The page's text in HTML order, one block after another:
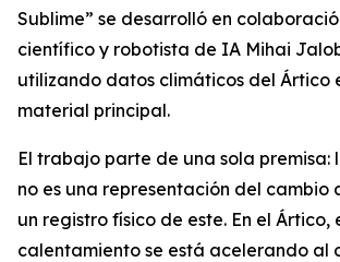
Sublime” se desarrolló en
científico y robotista de IA Mihai
utilizando datos climáticos del Ártico
material principal.
El trabajo parte de una sola premisa:
no es una representación del cambio
un registro físico de este. En el Ártico,
calentamiento se está acelerando al